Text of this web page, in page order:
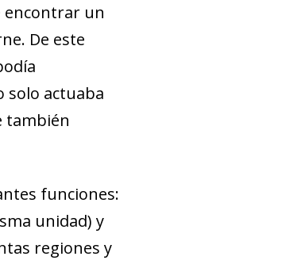
encontrar un
De este
solo actuaba
también
funciones:
unidad) y
regiones y